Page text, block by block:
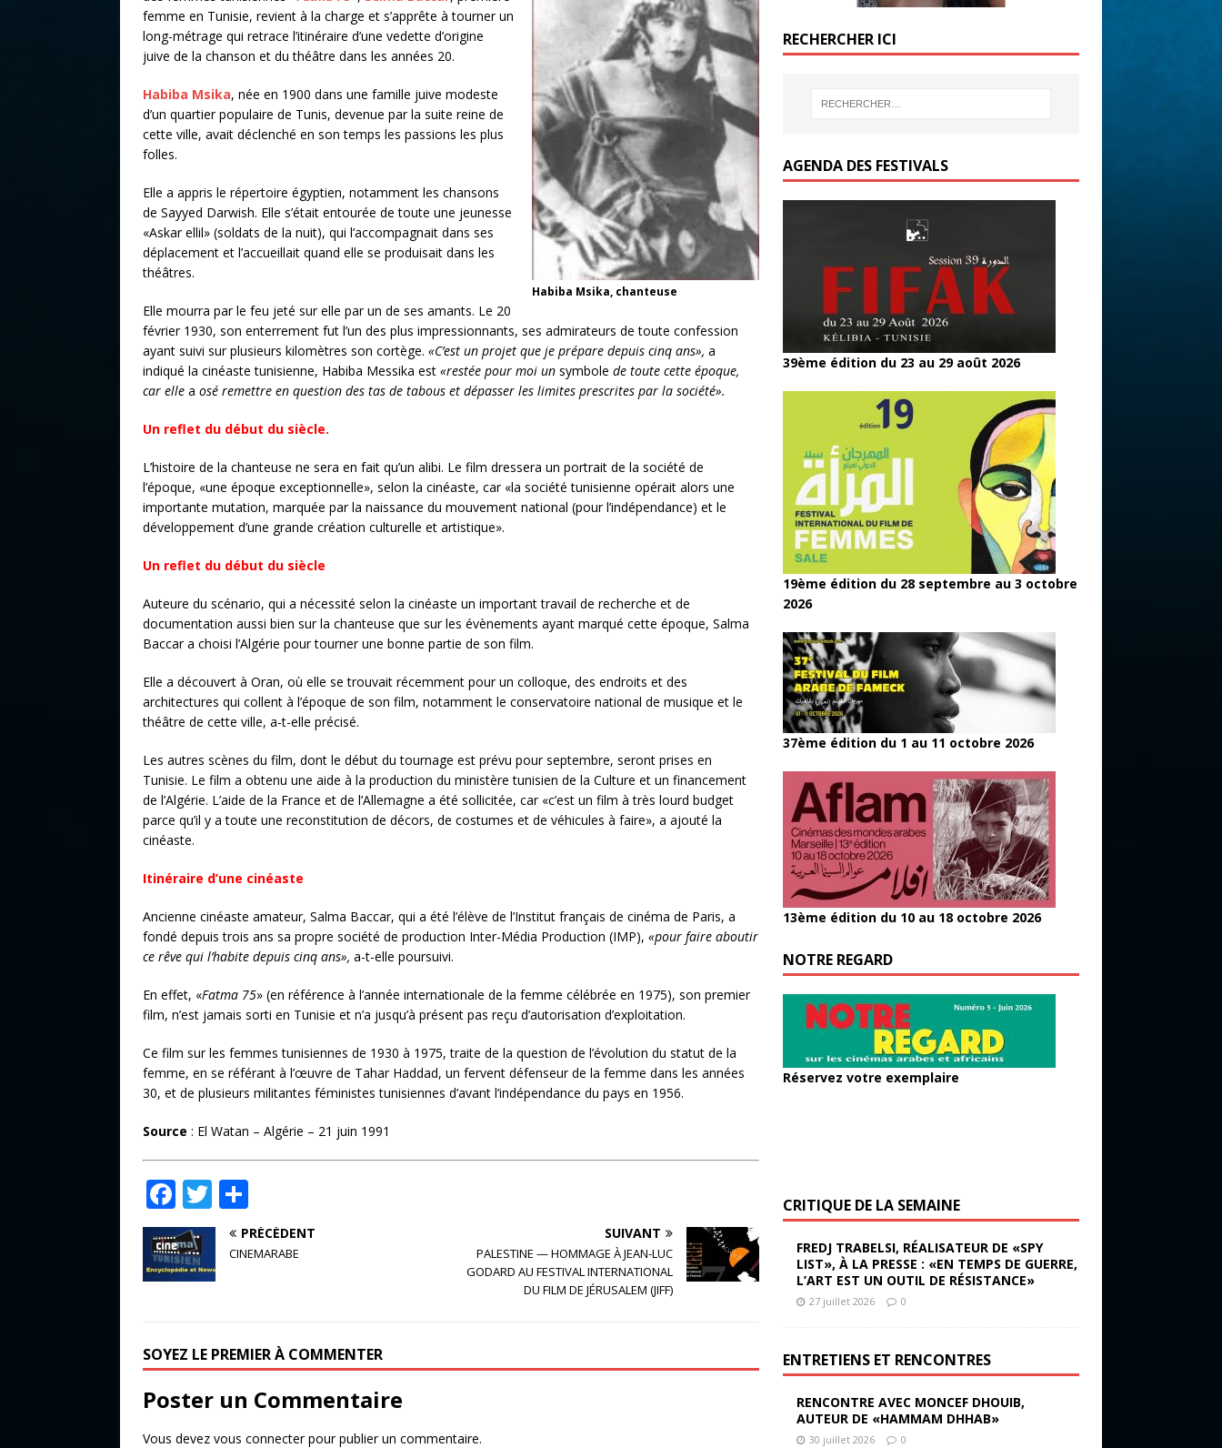
Habiba Msika, chanteuse
femme en Tunisie, revient à la charge et s’apprête à tourner un
long-métrage qui retrace l’itinéraire d’une vedette d’origine
juive de la chanson et du théâtre dans les années 20.
Habiba Msika, née en 1900 dans une famille juive modeste
d’un quartier populaire de Tunis, devenue par la suite reine de
cette ville, avait déclenché en son temps les passions les plus
folles.
Elle a appris le répertoire égyptien, notamment les chansons
de Sayyed Darwish. Elle s’était entourée de toute une jeunesse
«Askar ellil» (soldats de la nuit), qui l’accompagnait dans ses
déplacement et l’accueillait quand elle se produisait dans les
théâtres.
Elle mourra par le feu jeté sur elle par un de ses amants. Le 20
février 1930, son enterrement fut l’un des plus impressionnants, ses admirateurs de toute confession
ayant suivi sur plusieurs kilomètres son cortège. «C’est un projet que je prépare depuis cinq ans», a
indiqué la cinéaste tunisienne, Habiba Messika est «restée pour moi un symbole de toute cette époque,
car elle a osé remettre en question des tas de tabous et dépasser les limites prescrites par la société».
Un reflet du début du siècle.
L’histoire de la chanteuse ne sera en fait qu’un alibi. Le film dressera un portrait de la société de
l’époque, «une époque exceptionnelle», selon la cinéaste, car «la société tunisienne opérait alors une
importante mutation, marquée par la naissance du mouvement national (pour l’indépendance) et le
développement d’une grande création culturelle et artistique».
Un reflet du début du siècle
Auteure du scénario, qui a nécessité selon la cinéaste un important travail de recherche et de
documentation aussi bien sur la chanteuse que sur les évènements ayant marqué cette époque, Salma
Baccar a choisi l’Algérie pour tourner une bonne partie de son film.
Elle a découvert à Oran, où elle se trouvait récemment pour un colloque, des endroits et des
architectures qui collent à l’époque de son film, notamment le conservatoire national de musique et le
théâtre de cette ville, a-t-elle précisé.
Les autres scènes du film, dont le début du tournage est prévu pour septembre, seront prises en
Tunisie. Le film a obtenu une aide à la production du ministère tunisien de la Culture et un financement
de l’Algérie. L’aide de la France et de l’Allemagne a été sollicitée, car «c’est un film à très lourd budget
parce qu’il y a toute une reconstitution de décors, de costumes et de véhicules à faire», a ajouté la
cinéaste.
Itinéraire d’une cinéaste
Ancienne cinéaste amateur, Salma Baccar, qui a été l’élève de l’Institut français de cinéma de Paris, a
fondé depuis trois ans sa propre société de production Inter-Média Production (IMP), «pour faire aboutir
ce rêve qui l’habite depuis cinq ans», a-t-elle poursuivi.
En effet, «Fatma 75» (en référence à l’année internationale de la femme célébrée en 1975), son premier
film, n’est jamais sorti en Tunisie et n’a jusqu’à présent pas reçu d’autorisation d’exploitation.
Ce film sur les femmes tunisiennes de 1930 à 1975, traite de la question de l’évolution du statut de la
femme, en se référant à l’œuvre de Tahar Haddad, un fervent défenseur de la femme dans les années
30, et de plusieurs militantes féministes tunisiennes d’avant l’indépendance du pays en 1956.
Source : El Watan – Algérie – 21 juin 1991
F
a
c
e
o
o
k
T
w
it
te
ar
ta
r
PRÉCÉDENT
CINEMARABE
SUIVANT
PALESTINE — HOMMAGE À JEAN-LUC
GODARD AU FESTIVAL INTERNATIONAL
DU FILM DE JÉRUSALEM (JIFF)
SOYEZ LE PREMIER À COMMENTER
Poster un Commentaire
Vous devez vous connecterpour publier un commentaire.
RECHERCHER ICI
AGENDA DES FESTIVALS
39ème édition du 23 au 29 août 2026
19ème édition du 28 septembre au 3 octobre
2026
37ème édition du 1 au 11 octobre 2026
13ème édition du 10 au 18 octobre 2026
NOTRE REGARD
Réservez votre exemplaire
CRITIQUE DE LA SEMAINE
FREDJ TRABELSI, RÉALISATEUR DE «SPY
LIST», À LA PRESSE : «EN TEMPS DE GUERRE,
L’ART EST UN OUTIL DE RÉSISTANCE»
27 juillet 2026 0
ENTRETIENS ET RENCONTRES
RENCONTRE AVEC MONCEF DHOUIB,
AUTEUR DE «HAMMAM DHHAB»
30 juillet 2026 0